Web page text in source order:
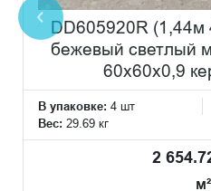
DD605920R (1,44м
бежевый светлый
60x60x0,9
В упаковке: 4 шт
Вес: 29.69 кг
2
м²